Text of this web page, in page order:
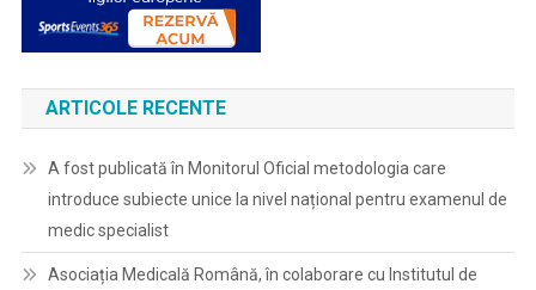
ARTICOLE RECENTE
A fost publicată în Monitorul Oficial metodologia care
introduce subiecte unice la nivel național pentru examenul de
medic specialist
Asociația Medicală Română, în colaborare cu Institutul de